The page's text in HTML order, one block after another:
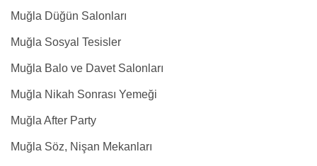
Muğla Düğün Salonları
Muğla Sosyal Tesisler
Muğla Balo ve Davet Salonları
Muğla Nikah Sonrası Yemeği
Muğla After Party
Muğla Söz, Nişan Mekanları